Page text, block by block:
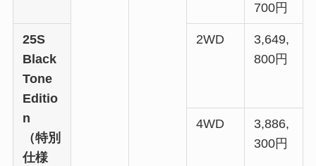
700円
25S
Black
Tone
Editio
n
（特別
仕様
2WD
3,649,
800円
4WD
3,886,
300円